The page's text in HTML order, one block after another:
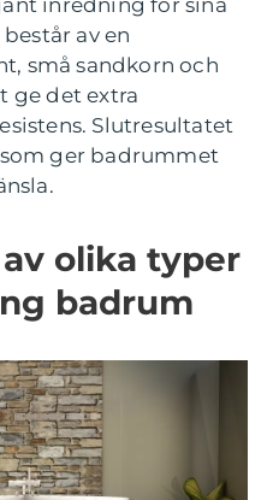
inredning för sina
av en
små sandkorn och
ge det extra
Slutresultatet
ger badrummet
olika typer
badrum